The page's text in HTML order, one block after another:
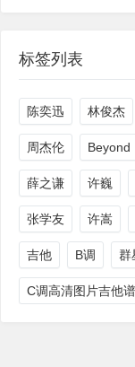
标签列表
陈奕迅 林俊杰
周杰伦 Beyond
薛之谦 许巍
张学友 许嵩
吉他 B调 群
C调高清图片吉他谱